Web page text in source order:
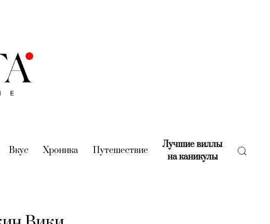
(current)
Вкус (current)
Хроника (current)
Путешествие(current)
Лучшие виллы
на каникулы(current)